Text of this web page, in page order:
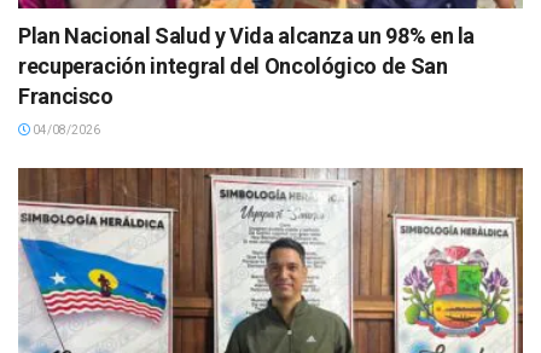
Plan Nacional Salud y Vida alcanza un 98% en la
recuperación integral del Oncológico de San
Francisco
04/08/2026